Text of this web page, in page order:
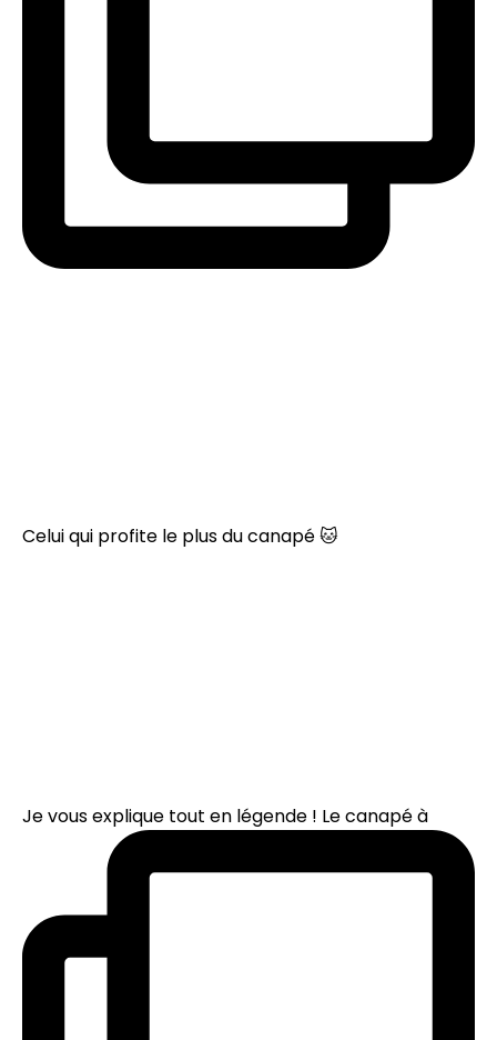
Celui qui profite le plus du canapé 🐱
Je vous explique tout en légende ! Le canapé à